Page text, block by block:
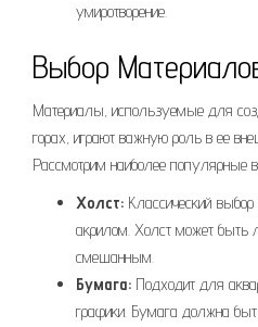
умиротворение.
Выбор
Материалы, используемые для
горах, играют важную роль в ее
Рассмотрим наиболее популярные
Холст: Классический
акрилом. Холст может
смешанным.
Бумага: Подходит для
графики. Бумага должна